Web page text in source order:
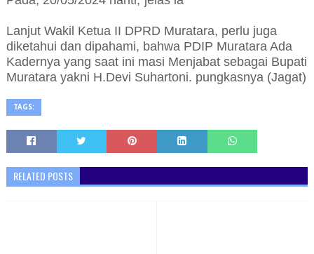
Lanjut Wakil Ketua II DPRD Muratara, perlu juga
diketahui dan dipahami, bahwa PDIP Muratara Ada
Kadernya yang saat ini masi Menjabat sebagai Bupati
Muratara yakni H.Devi Suhartoni. pungkasnya (Jagat)
TAGS:
RELATED POSTS